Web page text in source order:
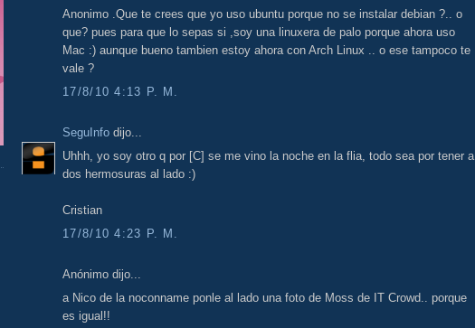
Anonimo .Que te crees que yo uso ubuntu porque no se instalar debian ?.. o
que? pues para que lo sepas si ,soy una linuxera de palo porque ahora uso
Mac :) aunque bueno tambien estoy ahora con Arch Linux .. o ese tampoco te
vale ?
17/8/10 4:13 P. M.
SeguInfo dijo...
Uhhh, yo soy otro q por [C] se me vino la noche en la flia, todo sea por tener a
dos hermosuras al lado :)
Cristian
17/8/10 4:23 P. M.
Anónimo dijo...
a Nico de la noconname ponle al lado una foto de Moss de IT Crowd.. porque
es igual!!